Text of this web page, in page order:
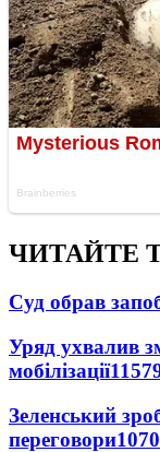
ЧИТАЙТЕ
Суд обрав
Уряд ухвалив
мобілізації
Зеленський
переговори